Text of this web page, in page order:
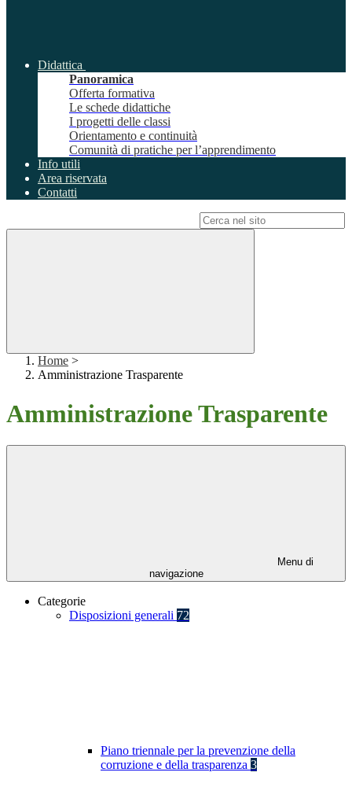
Didattica
Panoramica
Offerta formativa
Le schede didattiche
I progetti delle classi
Orientamento e continuità
Comunità di pratiche per l’apprendimento
Info utili
Area riservata
Contatti
Home >
Amministrazione Trasparente
Amministrazione Trasparente
Menu di
navigazione
Categorie
Disposizioni generali 72
Piano triennale per la prevenzione della
corruzione e della trasparenza 3